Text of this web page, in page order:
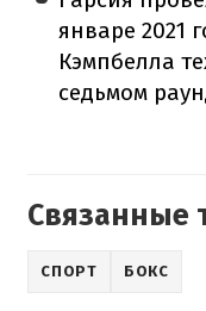
январе 2021
Кэмпбелла
седьмом
Связанные
СПОРТ БОКС